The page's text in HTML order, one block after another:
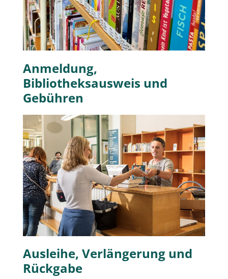
Anmeldung,
Bibliotheksausweis und
Gebühren
Ausleihe, Verlängerung und
Rückgabe